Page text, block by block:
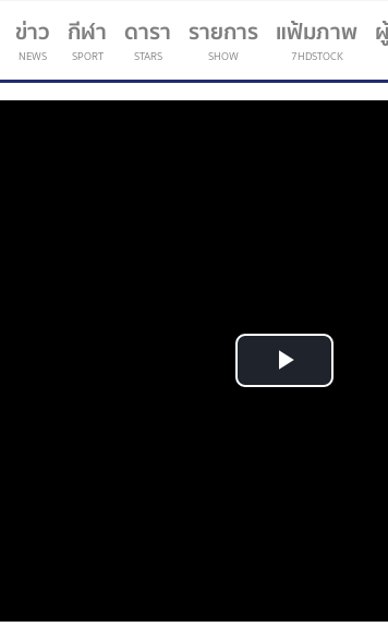
ข่าว
NEWS
กีฬา
SPORT
(current)
ดารา
STARS
รายการ
SHOW
แฟ้มภาพ
7HDSTOCK
Play